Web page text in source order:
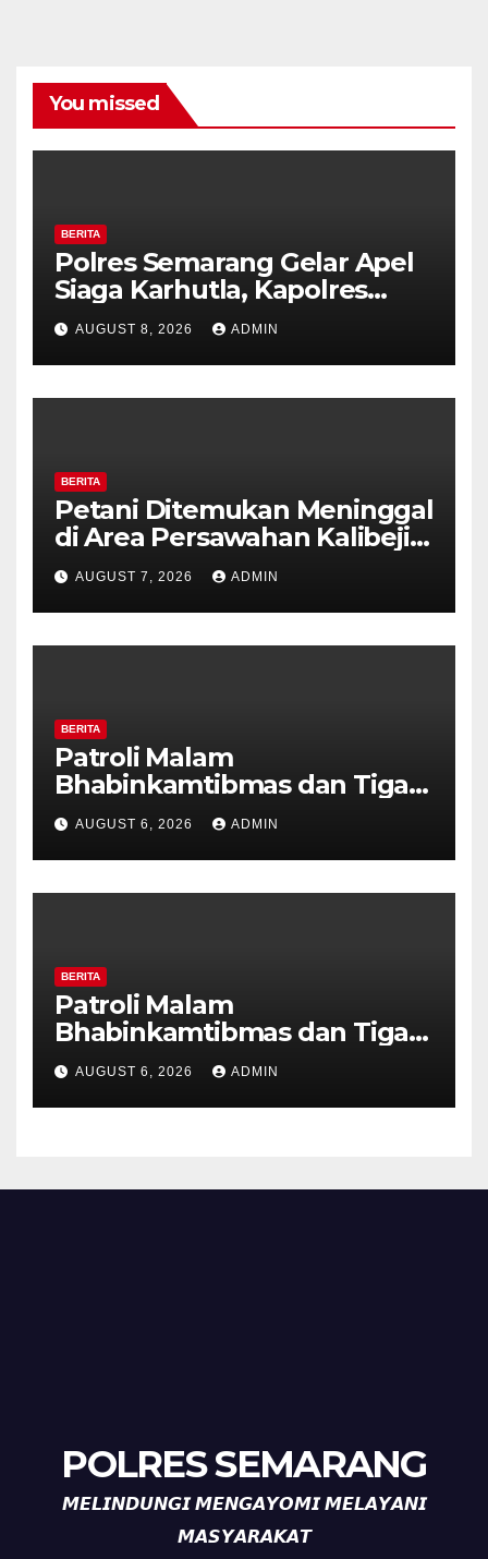
You missed
BERITA
Polres Semarang Gelar Apel
Siaga Karhutla, Kapolres
Tekankan Sinergi dan
Kesiapsiagaan Hadapi Musim
Kemarau.
AUGUST 8, 2026 ADMIN
BERITA
Petani Ditemukan Meninggal
di Area Persawahan Kalibeji,
Polisi Pastikan Tidak Ada
Tanda Kekerasan
AUGUST 7, 2026 ADMIN
BERITA
Patroli Malam
Bhabinkamtibmas dan Tiga
Pilar Kelurahan Ungaran
Perkuat Kamtibmas, Warga
Diajak Aktifkan Ronda
AUGUST 6, 2026 ADMIN
BERITA
Patroli Malam
Bhabinkamtibmas dan Tiga
Pilar Kelurahan Ungaran
Perkuat Kamtibmas, Warga
Diajak Aktifkan Ronda
AUGUST 6, 2026 ADMIN
POLRES SEMARANG
𝙈𝙀𝙇𝙄𝙉𝘿𝙐𝙉𝙂𝙄 𝙈𝙀𝙉𝙂𝘼𝙔𝙊𝙈𝙄 𝙈𝙀𝙇𝘼𝙔𝘼𝙉𝙄
𝙈𝘼𝙎𝙔𝘼𝙍𝘼𝙆𝘼𝙏